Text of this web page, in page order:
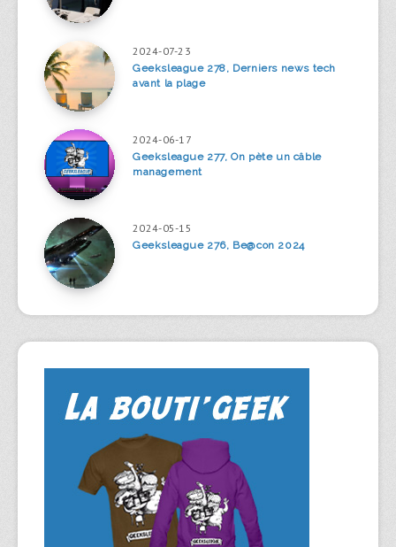
2024-07-23
Geeksleague 278, Derniers news tech
avant la plage
2024-06-17
Geeksleague 277, On pète un câble
management
2024-05-15
Geeksleague 276, Be@con 2024